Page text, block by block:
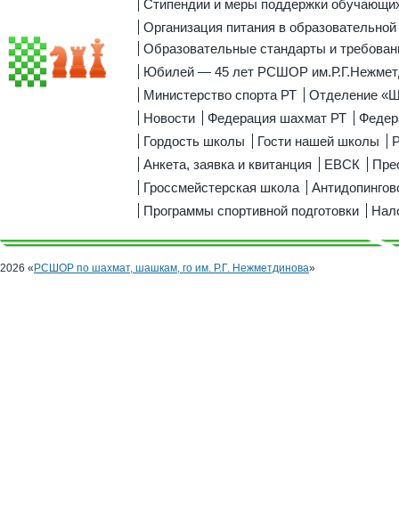
Стипендии и меры поддержки
Организация питания в образовательной
Образовательные стандарты и
Юбилей — 45 лет РСШОР
Министерство спорта РТ
Отделение
Новости
Федерация шахмат РТ
Гордость школы
Гости нашей школы
Анкета, заявка и квитанция
ЕВСК
Гроссмейстерская школа
Программы спортивной подготовки
2026 « РСШОР по шахмат, шашкам, го им. Р.Г. Нежметдинова»